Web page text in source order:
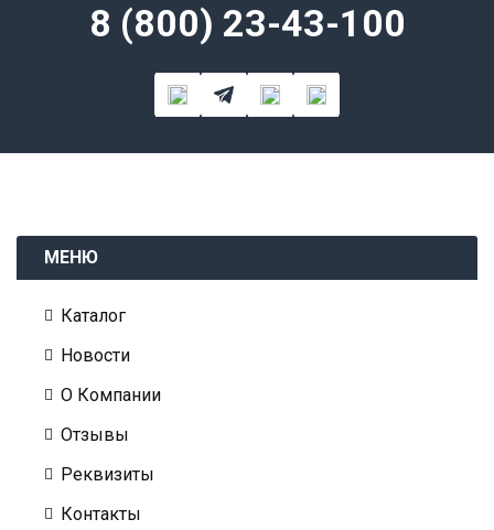
8 (800) 23-43-100
МЕНЮ
Каталог
Новости
О Компании
Отзывы
Реквизиты
Контакты